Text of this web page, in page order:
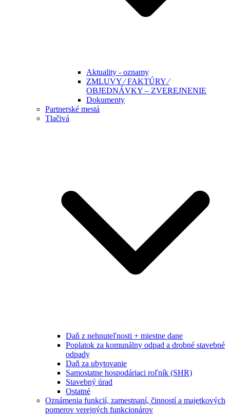
Aktuality - oznamy
ZMLUVY ⁄ FAKTÚRY ⁄
OBJEDNÁVKY – ZVEREJNENIE
Dokumenty
Partnerské mestá
Tlačivá
Daň z nehnuteľnosti + miestne dane
Poplatok za komunálny odpad a drobné stavebné
odpady
Daň za ubytovanie
Samostatne hospodáriaci roľník (SHR)
Stavebný úrad
Ostatné
Oznámenia funkcií, zamestnaní, činností a majetkových
pomerov verejných funkcionárov